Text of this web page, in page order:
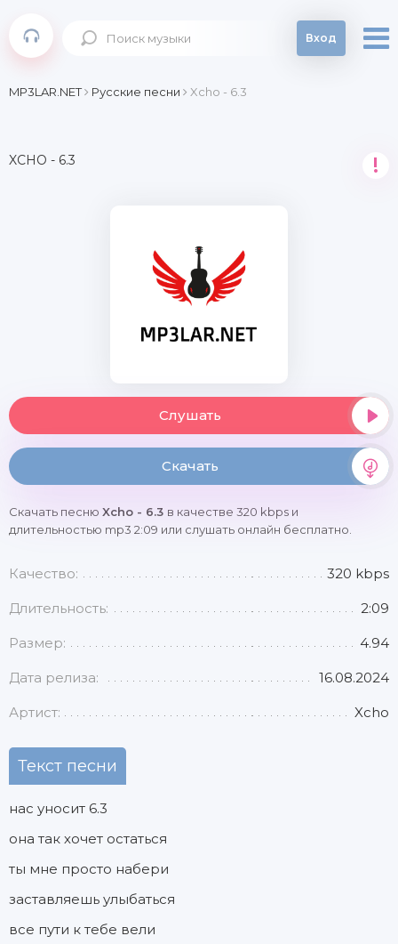
Вход
MP3LAR.NET Русские песни Xcho - 6.3
XCHO - 6.3 !
Слушать
Скачать
Скачать песню Xcho - 6.3 в качестве 320 kbps и
длительностью mp3 2:09 или слушать онлайн бесплатно.
Качество: 320 kbps
Длительность: 2:09
Размер: 4.94
Дата релиза: 16.08.2024
Артист: Xcho
Текст песни
нас уносит 6.3
она так хочет остаться
ты мне просто набери
заставляешь улыбаться
все пути к тебе вели